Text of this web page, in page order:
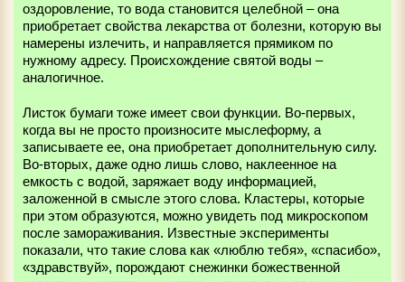
оздоровление, то вода становится целебной – она
приобретает свойства лекарства от болезни, которую вы
намерены излечить, и направляется прямиком по
нужному адресу. Происхождение святой воды –
аналогичное.
Листок бумаги тоже имеет свои функции. Во-первых,
когда вы не просто произносите мыслеформу, а
записываете ее, она приобретает дополнительную силу.
Во-вторых, даже одно лишь слово, наклеенное на
емкость с водой, заряжает воду информацией,
заложенной в смысле этого слова. Кластеры, которые
при этом образуются, можно увидеть под микроскопом
после замораживания. Известные эксперименты
показали, что такие слова как «люблю тебя», «спасибо»,
«здравствуй», порождают снежинки божественной